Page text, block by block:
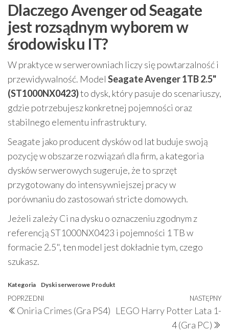
Dlaczego Avenger od Seagate
jest rozsądnym wyborem w
środowisku IT?
W praktyce w serwerowniach liczy się powtarzalność i
przewidywalność. Model Seagate Avenger 1TB 2.5"
(ST1000NX0423)to dysk, który pasuje do scenariuszy,
gdzie potrzebujesz konkretnej pojemności oraz
stabilnego elementu infrastruktury.
Seagate jako producent dysków od lat buduje swoją
pozycję w obszarze rozwiązań dla firm, a kategoria
dysków serwerowych sugeruje, że to sprzęt
przygotowany do intensywniejszej pracy w
porównaniu do zastosowań stricte domowych.
Jeżeli zależy Ci na dysku o oznaczeniu zgodnym z
referencją ST1000NX0423 i pojemności 1 TB w
formacie 2.5", ten model jest dokładnie tym, czego
szukasz.
Kategoria Dyski serwerowe Produkt
Nawigacja
wpisu
Poprzedni
wpis
POPRZEDNI
Oniria Crimes (Gra PS4)
NASTĘPNY
LEGO Harry Potter Lata 1-
4 (Gra PC)